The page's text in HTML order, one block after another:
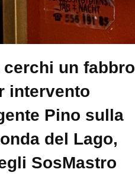
cerchi un fabbro
intervento
Pino sulla
del Lago,
SosMastro